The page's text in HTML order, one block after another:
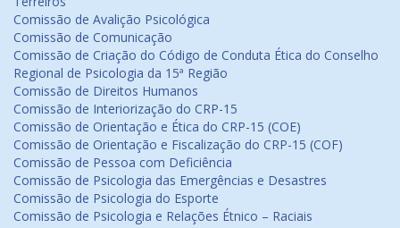
Comissão de Avalição Psicológica
Comissão de Comunicação
Comissão de Criação do Código de Conduta Ética do Conselho
Regional de Psicologia da 15ª Região
Comissão de Direitos Humanos
Comissão de Interiorização do CRP-15
Comissão de Orientação e Ética do CRP-15 (COE)
Comissão de Orientação e Fiscalização do CRP-15 (COF)
Comissão de Pessoa com Deficiência
Comissão de Psicologia das Emergências e Desastres
Comissão de Psicologia do Esporte
Comissão de Psicologia e Relações Étnico – Raciais